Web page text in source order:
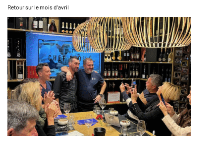
Retour sur le mois d’avril